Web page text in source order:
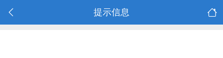
提示信息